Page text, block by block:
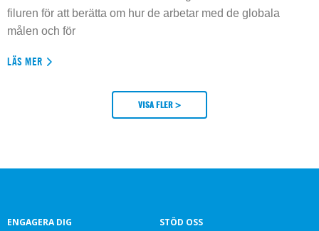
filuren för att berätta om hur de arbetar med de globala
målen och för
LÄS MER
VISA FLER >
ENGAGERA DIG STÖD OSS